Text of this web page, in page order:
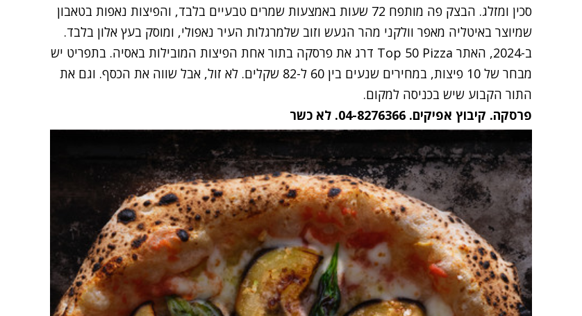
סכין ומזלג. הבצק פה מותפח 72 שעות באמצעות שמרים טבעיים בלבד, והפיצות נאפות בטאבון
שמיוצר באיטליה מאפר וולקני מהר הגעש וזוב שלמרגלות העיר נאפולי, ומוסק בעץ אלון בלבד.
ב-2024, האתר Top 50 Pizza דרג את פרסקה בתור אחת הפיצות המובילות באסיה. בתפריט יש
מבחר של 10 פיצות, במחירים שנעים בין 60 ל-82 שקלים. לא זול, אבל שווה את הכסף. וגם את
התור הקבוע שיש בכניסה למקום.
פרסקה. קיבוץ אפיקים. 04-8276366. לא כשר